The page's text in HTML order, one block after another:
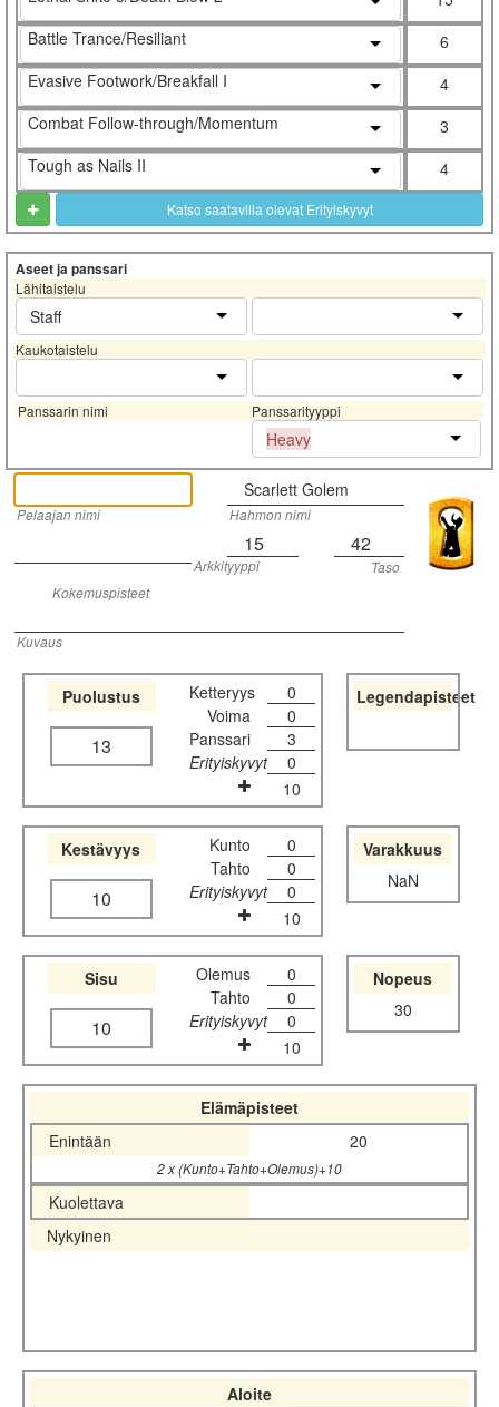
Battle Trance/Resiliant
6
Evasive Footwork/Breakfall I
4
Combat Follow-through/Momentum
3
Tough as Nails II
4
Katso saatavilla olevat Erityiskyvyt
Aseet ja panssari
Lähitaistelu
Staff
Kaukotaistelu
Panssarin nimi Panssarityyppi
Heavy
Scarlett Golem
Pelaajan nimi Hahmon nimi
15 42
Arkkityyppi
Taso
Kokemuspisteet
Kuvaus
Puolustus
13
Ketteryys
0
Voima
0
Panssari
3
Erityiskyvyt
0
10
Legendapisteet
Kestävyys
10
Kunto
0
Tahto
0
Erityiskyvyt
0
10
Varakkuus
NaN
Sisu
10
Olemus
0
Tahto
0
Erityiskyvyt
0
10
Nopeus
30
Elämäpisteet
Enintään
20
2 x (Kunto+Tahto+Olemus)+10
Kuolettava
Nykyinen
Aloite